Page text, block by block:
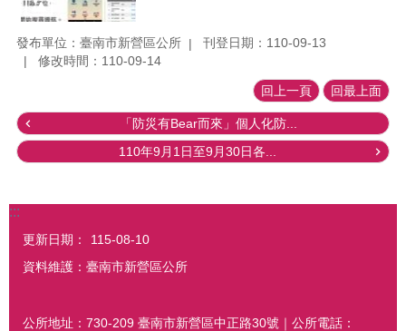
發布單位：臺南市新營區公所
刊登日期：110-09-13
修改時間：110-09-14
回上一頁 回最上面
「防災有Bear而來」個人化防...
110年9月1日至9月30日各...
:::
更新日期：
115-08-10
資料維護：臺南市新營區公所
公所地址：730-209 臺南市新營區中正路30號｜公所電話：